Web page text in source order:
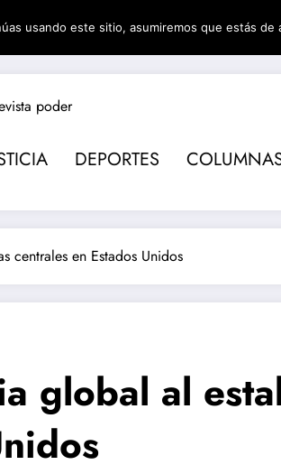
DEPORTES
centrales en Estados Unidos
global al
usando este sitio, asumiremos que estás de